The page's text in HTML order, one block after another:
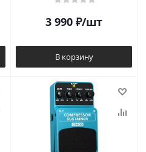
3 990 ₽/шт
В корзину